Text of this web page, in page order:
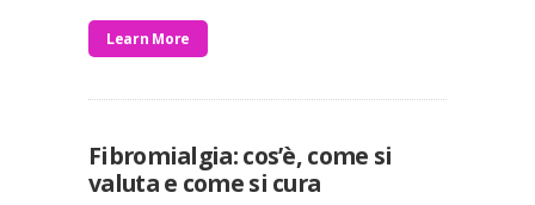
Learn More
Fibromialgia: cos’è, come si
valuta e come si cura